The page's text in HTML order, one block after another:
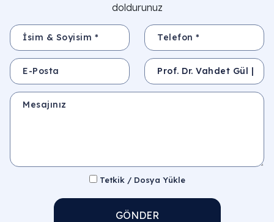
doldurunuz
İsim & Soyisim * Telefon *
E-Posta Konu
Mesajınız
Tetkik / Dosya Yükle
GÖNDER